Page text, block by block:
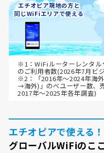
エチオピア現地の方と
同じWiFiエリアで使える
※1：WiFiルーターレンタル
のご利用者数(2026年7月ビ
※2：「2016年～2024年海
→海外)」のべユーザー数、
2017年～2025年各年調査)
エチオピアで使える！
グローバルWiFiのこ